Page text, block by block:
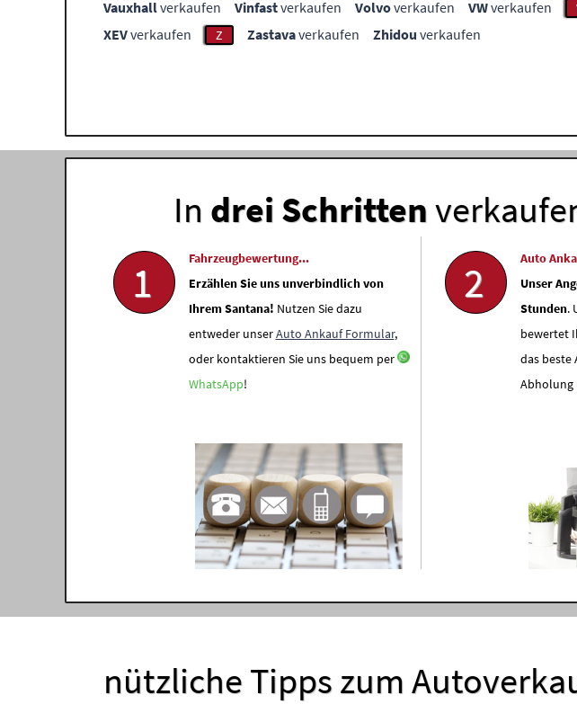
Vauxhallverkaufen Vinfastverkaufen Volvoverkaufen VWverkaufen
XEVverkaufen Z Zastavaverkaufen Zhidou verkaufen
In drei Schritten
1
Fahrzeugbewertung...
Erzählen Sie uns unverbindlich von
Ihrem Santana! Nutzen Sie dazu
entweder unserAuto Ankauf Formular,
oder kontaktieren Sie uns bequem per
WhatsApp!
2
Auto
Unser
Stunden.
bewertet
das beste
Abholung
nützliche Tipps zum